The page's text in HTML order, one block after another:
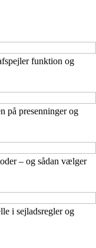
funktion og
på presenninger og
– og sådan vælger
i sejladsregler og